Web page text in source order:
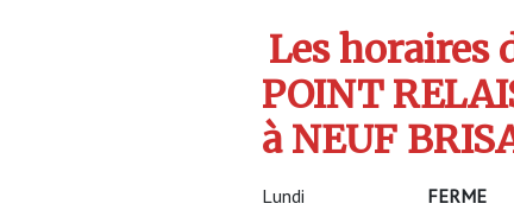
Les horaires
POINT
à NEUF
Lundi FERME